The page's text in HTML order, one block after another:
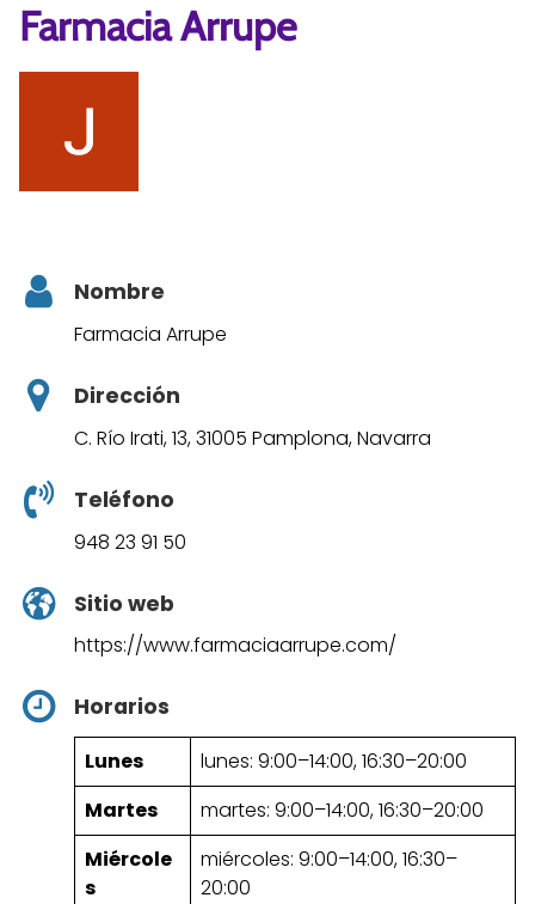
Farmacia Arrupe
Nombre
Farmacia Arrupe
Dirección
C. Río Irati, 13, 31005 Pamplona, Navarra
Teléfono
948 23 91 50
Sitio web
https://www.farmaciaarrupe.com/
Horarios
Lunes
lunes: 9:00–14:00, 16:30–20:00
Martes
martes: 9:00–14:00, 16:30–20:00
Miércole
s
miércoles: 9:00–14:00, 16:30–
20:00